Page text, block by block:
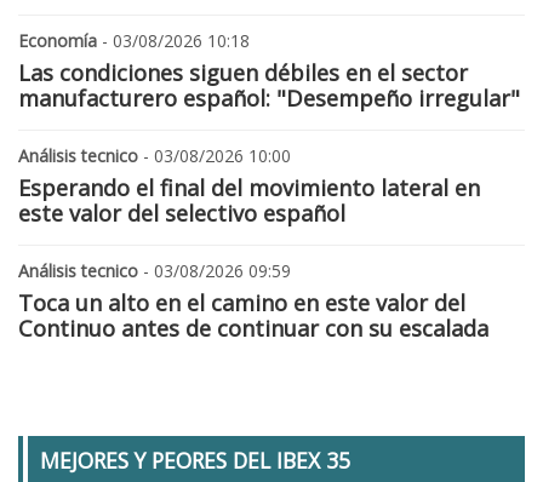
Economía - 03/08/2026 10:18
Las condiciones siguen débiles en el sector
manufacturero español: "Desempeño irregular"
Análisis tecnico - 03/08/2026 10:00
Esperando el final del movimiento lateral en
este valor del selectivo español
Análisis tecnico - 03/08/2026 09:59
Toca un alto en el camino en este valor del
Continuo antes de continuar con su escalada
MEJORES Y PEORES DEL IBEX 35